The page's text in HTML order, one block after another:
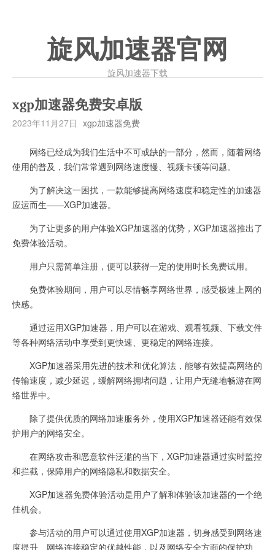
旋风加速器官网
旋风加速器下载
xgp加速器免费安卓版
2023年11月27日 xgp加速器免费
网络已经成为我们生活中不可或缺的一部分，然而，随着网络
使用的普及，我们常常遇到网络速度慢、视频卡顿等问题。
为了解决这一困扰，一款能够提高网络速度和稳定性的加速器
应运而生——XGP加速器。
为了让更多的用户体验XGP加速器的优势，XGP加速器推出了
免费体验活动。
用户只需简单注册，便可以获得一定的使用时长免费试用。
免费体验期间，用户可以尽情畅享网络世界，感受极速上网的
快感。
通过运用XGP加速器，用户可以在游戏、观看视频、下载文件
等各种网络活动中享受到更快速、更稳定的网络连接。
XGP加速器采用先进的技术和优化算法，能够有效提高网络的
传输速度，减少延迟，缓解网络拥堵问题，让用户无缝地畅游在网
络世界中。
除了提供优质的网络加速服务外，使用XGP加速器还能有效保
护用户的网络安全。
在网络攻击和恶意软件泛滥的当下，XGP加速器通过实时监控
和拦截，保障用户的网络隐私和数据安全。
XGP加速器免费体验活动是用户了解和体验该加速器的一个绝
佳机会。
参与活动的用户可以通过使用XGP加速器，切身感受到网络速
度提升、网络连接稳定的优越性能，以及网络安全方面的保护功